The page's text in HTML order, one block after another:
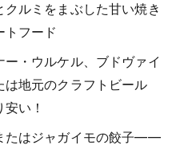
クルミをまぶした甘い焼き
フード
ー・ウルケル、ブドヴァイ
地元のクラフトビール
い！
たはジャガイモの餃子——